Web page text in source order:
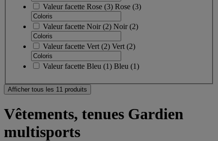
Valeur facette Rose (3) Rose (3)
Valeur facette Noir(2) Noir(2)
Valeur facette Vert (2) Vert (2)
Valeur facette Bleu (1) Bleu (1)
Afficher tous les 11 produits
Vêtements, tenues Gardien
multisports